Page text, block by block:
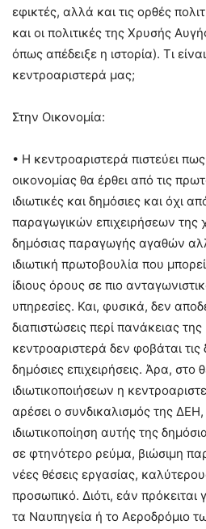
εφικτές, αλλά και τις ορθές
και οι πολιτικές της Χρυσής
όπως απέδειξε η ιστορία). Τι
κεντροαριστερά μας;
Στην Οικονομία:
• Η κεντροαριστερά πιστεύει
οικονομίας θα έρθει από τις
ιδιωτικές και δημόσιες και όχι
παραγωγικών επιχειρήσεων της
δημόσιας παραγωγής αγαθών
ιδιωτική πρωτοβουλία που
ίδιους όρους σε πιο
υπηρεσίες. Και, φυσικά, δεν
διαπιστώσεις περί πανάκειας της
κεντροαριστερά δεν φοβάται τις
δημόσιες επιχειρήσεις. Άρα, στο
ιδιωτικοποιήσεων η
αρέσει ο συνδικαλισμός της
ιδιωτικοποίηση αυτής της
σε φτηνότερο ρεύμα, βιώσιμη
νέες θέσεις εργασίας,
προσωπικό. Διότι, εάν πρόκειται
τα Ναυπηγεία ή το Αεροδρόμιο